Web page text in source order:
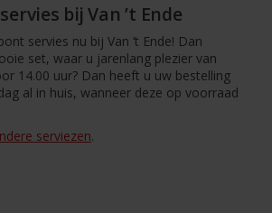
bij Van ’t Ende
servies nu bij Van ’t Ende! Dan
set, waar u jarenlang plezier van
14.00 uur? Dan heeft u uw bestelling
al in huis, wanneer deze op voorraad
serviezen.